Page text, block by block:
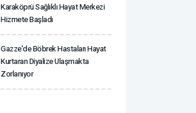
Karaköprü Sağlıklı Hayat Merkezi
Hizmete Başladı
Gazze'de Böbrek Hastaları Hayat
Kurtaran Diyalize Ulaşmakta
Zorlanıyor